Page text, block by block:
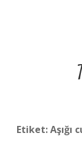
Etiket:Aşığı